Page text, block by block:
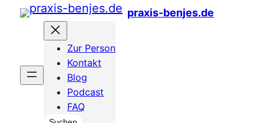
Zum
praxis-benjes.de
Zur Person
Kontakt
Blog
Podcast
FAQ